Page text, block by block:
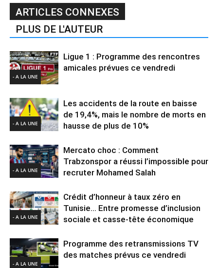
ARTICLES CONNEXES
PLUS DE L'AUTEUR
- A LA UNE
Ligue 1 : Programme des rencontres
amicales prévues ce vendredi
- A LA UNE
Les accidents de la route en baisse
de 19,4%, mais le nombre de morts en
hausse de plus de 10%
- A LA UNE
Mercato choc : Comment
Trabzonspor a réussi l’impossible pour
recruter Mohamed Salah
- A LA UNE
Crédit d’honneur à taux zéro en
Tunisie… Entre promesse d’inclusion
sociale et casse-tête économique
- A LA UNE
Programme des retransmissions TV
des matches prévus ce vendredi